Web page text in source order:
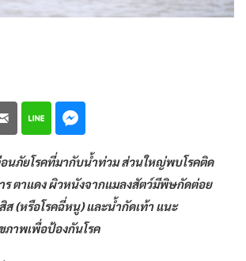
นภัยโรคที่มากับน้ำท่วม ส่วนใหญ่พบโรคติด
ร ตาแดง ผิวหนังจากแมลงสัตว์มีพิษกัดต่อย
สิส (หรือโรคฉี่หนู) และน้ำกัดเท้า แนะ
าพเพื่อป้องกันโรค